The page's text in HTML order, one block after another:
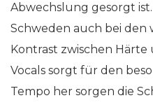
Abwechslung gesorgt
Schweden auch bei den
Kontrast zwischen
Vocals sorgt für den
Tempo her sorgen die